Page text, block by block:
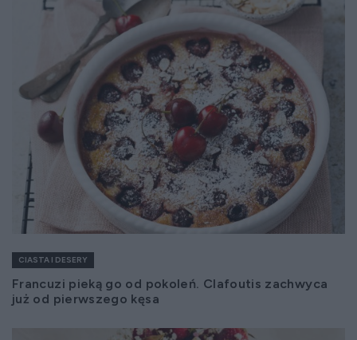
CIASTA I DESERY
Francuzi pieką go od pokoleń. Clafoutis zachwyca
już od pierwszego kęsa